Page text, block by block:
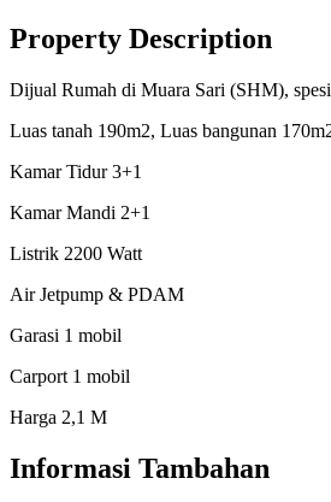
Property Description
Dijual Rumah di Muara Sari (SHM),
Luas tanah 190m2, Luas bangunan
Kamar Tidur 3+1
Kamar Mandi 2+1
Listrik 2200 Watt
Air Jetpump & PDAM
Garasi 1 mobil
Carport 1 mobil
Harga 2,1 M
Informasi Tambahan